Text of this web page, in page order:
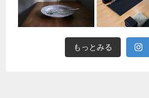
もっとみる